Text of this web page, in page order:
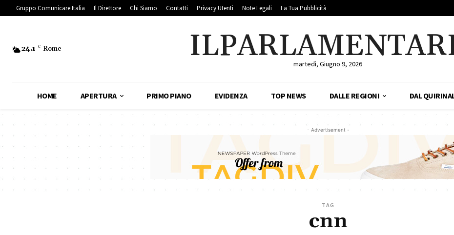
Gruppo Comunicare Italia Il Direttore Chi Siamo Contatti Privacy Utenti Note Legali La Tua Pubblicità
24.1 C Rome
martedì, Giugno 9, 2026
HOME APERTURA PRIMO PIANO EVIDENZA TOP NEWS DALLE REGIONI DAL
- Advertisement -
TAG
cnn